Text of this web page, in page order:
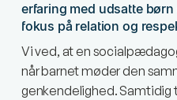
erfaring med udsatte
fokus på relation og
Vi ved, at en
når barnet møder den
genkendelighed.